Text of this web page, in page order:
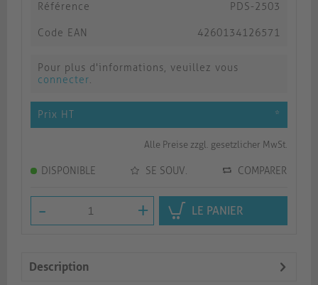
Référence PDS-2503
Code EAN 4260134126571
Pour plus d'informations, veuillez vous
connecter.
Prix HT *
Alle Preise zzgl. gesetzlicher MwSt.
DISPONIBLE SE SOUV. COMPARER
- + LE PANIER
Description